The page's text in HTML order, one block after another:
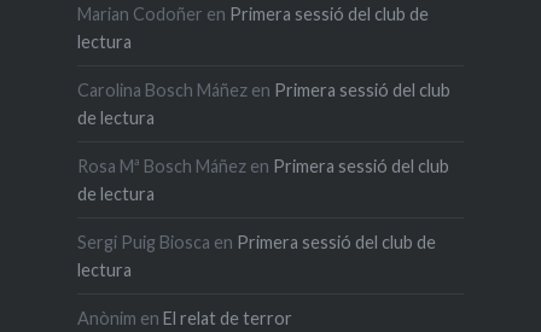
Marian Codoñer en Primera sessió del club de
lectura
Carolina Bosch Máñezen Primera sessió del club
de lectura
Rosa Mª Bosch Máñezen Primera sessió del club
de lectura
Sergi Puig Biosca en Primera sessió del club de
lectura
Anònim en El relat de terror